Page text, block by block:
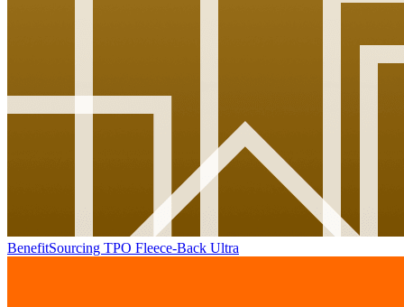
BenefitSourcing TPO Fleece-Back Ultra